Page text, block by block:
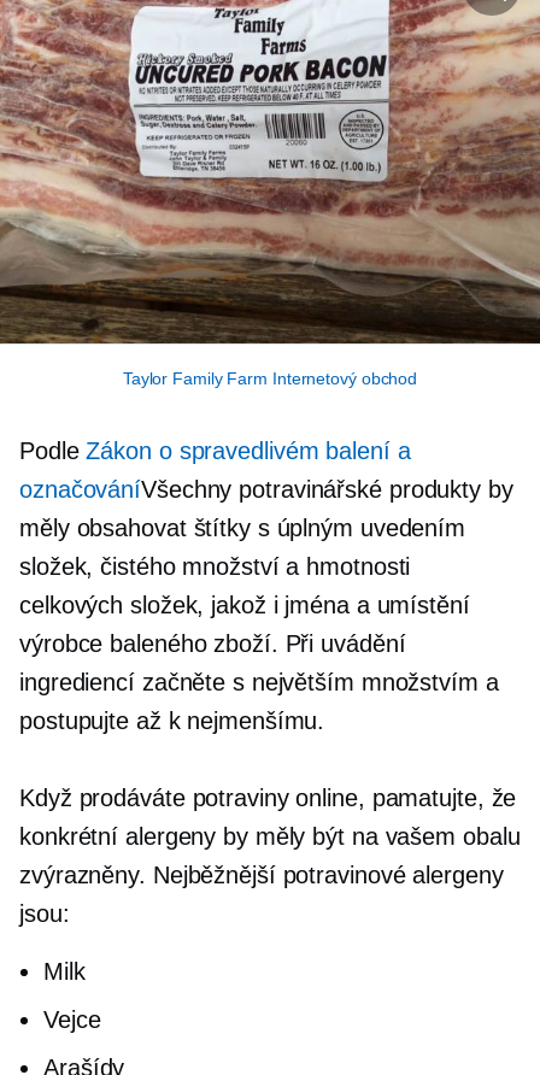
Taylor Family Farm Internetový obchod
PodleZákon o spravedlivém balení a
označováníVšechny potravinářské produkty by
měly obsahovat štítky s úplným uvedením
složek, čistého množství a hmotnosti
celkových složek, jakož i jména a umístění
výrobce baleného zboží. Při uvádění
ingrediencí začněte s největším množstvím a
postupujte až k nejmenšímu.
Když prodáváte potraviny online, pamatujte, že
konkrétní alergeny by měly být na vašem obalu
zvýrazněny. Nejběžnější potravinové alergeny
jsou:
Milk
Vejce
Arašídy